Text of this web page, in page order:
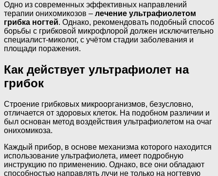
Одно из современных эффективных направлений
терапии онихомикозов – лечение ультрафиолетом
грибка ногтей. Однако, рекомендовать подобный способ
борьбы с грибковой микрофлорой должен исключительно
специалист-миколог, с учётом стадии заболевания и
площади поражения.
Как действует ультрафиолет на
грибок
Строение грибковых микроорганизмов, безусловно,
отличается от здоровых клеток. На подобном различии и
был основан метод воздействия ультрафиолетом на очаг
онихомикоза.
Каждый прибор, в основе механизма которого находится
использование ультрафиолета, имеет подробную
инструкцию по применению. Однако, все они обладают
способностью направлять лучи не только на ногтевую